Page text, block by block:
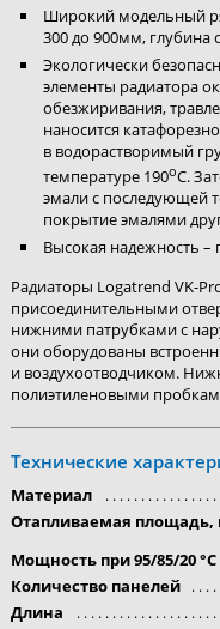
Широкий модельный
300 до 900мм, глубина
Экологически
элементы радиатора
обезжиривания,
наносится
в водорастворимый
температуре 190оС.
эмали с последующей
покрытие эмалями
Высокая надежность –
Радиаторы Logatrend VK-
присоединительными
нижними патрубками с
они оборудованы
и воздухоотводчиком.
полиэтиленовыми
Технические
Материал
Отапливаемая площадь,
Мощность при 95/85/20 °C
Количество панелей
Длина